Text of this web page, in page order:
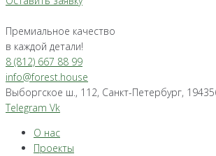
Премиальное качество
в каждой детали!
8 (812) 667 88 99
info@forest.house
Выборгское ш., 112, Санкт-Петербург,
Telegram Vk
О нас
Проекты